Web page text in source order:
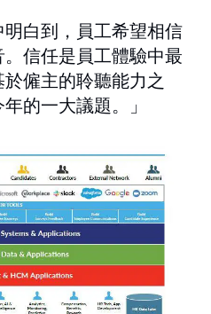
明白到，員工希望相信
信任是員工體驗中最
僱主的聆聽能力之
的一大議題。」